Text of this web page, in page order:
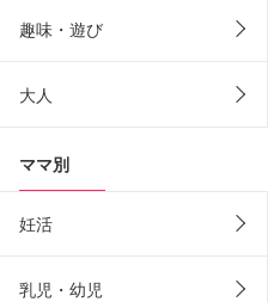
趣味・遊び
大人
ママ別
妊活
乳児・幼児